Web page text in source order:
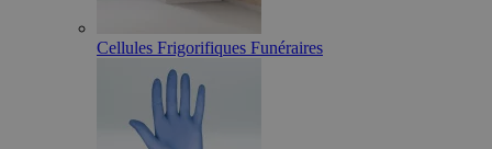
Cellules Frigorifiques Funéraires